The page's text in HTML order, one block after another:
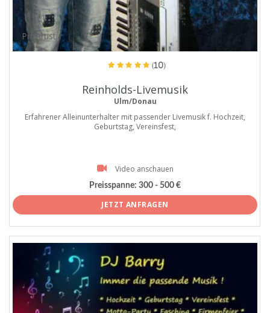
ProArtist
(10)
Reinholds-Livemusik
Ulm/Donau
Erfahrener Alleinunterhalter mit passender Livemusik f. Hochzeit,
Geburtstag, Vereinsfest,
Video anschauen
Preisspanne: 300 - 500 €
JETZT ANFRAGEN